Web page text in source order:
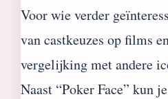
Voor wie verder
van castkeuzes op films
vergelijking met andere
Naast “Poker Face” kun